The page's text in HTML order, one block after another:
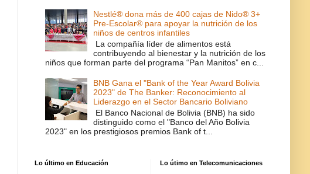
Nestlé® dona más de 400 cajas de Nido® 3+
Pre-Escolar® para apoyar la nutrición de los
niños de centros infantiles
La compañía líder de alimentos está
contribuyendo al bienestar y la nutrición de los
niños que forman parte del programa “Pan Manitos” en c...
BNB Gana el "Bank of the Year Award Bolivia
2023" de The Banker: Reconocimiento al
Liderazgo en el Sector Bancario Boliviano
El Banco Nacional de Bolivia (BNB) ha sido
distinguido como el "Banco del Año Bolivia
2023" en los prestigiosos premios Bank of t...
Lo último en Educación Lo útimo en Telecomunicaciones